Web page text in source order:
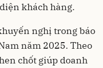
khách hàng.
nghị trong báo
năm 2025. Theo
chốt giúp doanh